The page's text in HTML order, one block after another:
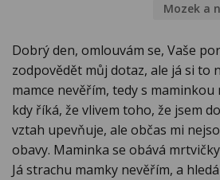
Mozek a
Dobrý den, omlouvám se, Vaše
zodpovědět můj dotaz, ale já si to
mamce nevěřím, tedy s maminkou
kdy říká, že vlivem toho, že jsem
vztah upevňuje, ale občas mi
obavy. Maminka se obává
Já strachu mamky nevěřím, a